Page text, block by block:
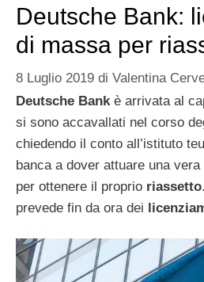
Deutsche Bank:
di massa per
8 Luglio 2019 di Valentina
Deutsche Bank è arrivata al
si sono accavallati nel corso
chiedendo il conto all’istituto
banca a dover attuare una
per ottenere il proprio riassetto
prevede fin da ora dei